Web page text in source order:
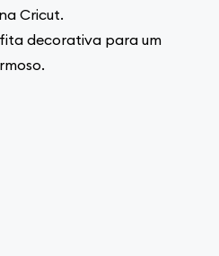
Cricut.
decorativa para um